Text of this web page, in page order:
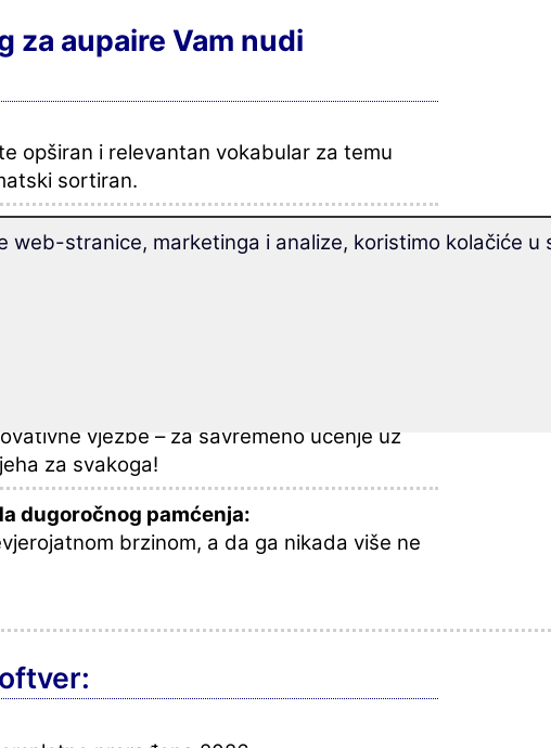
za aupaire Vam nudi
opširan i relevantan vokabular za temu
sortiran.
i izreka na albanskom smisleno sortiranih u
vježbe – za savremeno učenje uz
za svakoga!
dugoročnog pamćenja:
brzinom, a da ga nikada više ne
web-stranice, marketinga i analize, koristimo kolačiće u